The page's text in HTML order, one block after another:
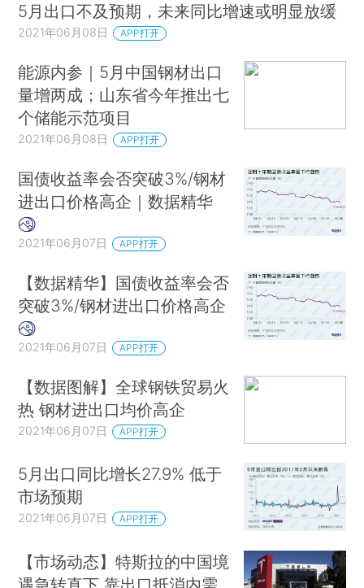
5月出口不及预期，未来同比增速或明显放缓
2021年06月08日 APP打开
能源内参｜5月中国钢材出口
量增两成；山东省今年推出七
个储能示范项目
2021年06月08日 APP打开
国债收益率会否突破3%/钢材
进出口价格高企｜数据精华
2021年06月07日 APP打开
【数据精华】国债收益率会否
突破3%/钢材进出口价格高企
2021年06月07日 APP打开
【数据图解】全球钢铁贸易火
热 钢材进出口均价高企
2021年06月07日 APP打开
5月出口同比增长27.9% 低于
市场预期
2021年06月07日 APP打开
【市场动态】特斯拉的中国境